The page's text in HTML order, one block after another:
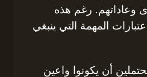
رغم هذه
المهمة التي ينبغي
أن يكونوا واعين